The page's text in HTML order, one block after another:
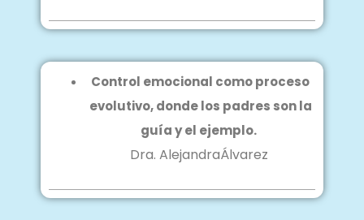
Control emocional como proceso
evolutivo, donde los padres son la
guía y el ejemplo.
Dra. AlejandraÁlvarez